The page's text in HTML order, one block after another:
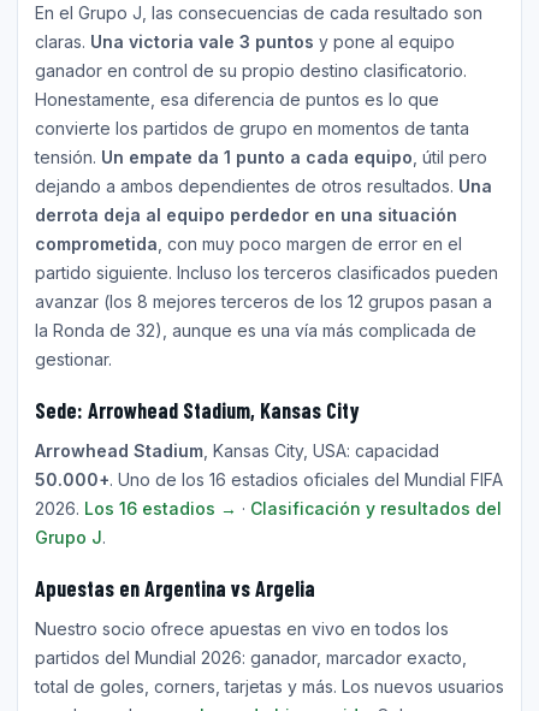
En el Grupo J, las consecuencias de cada resultado son
claras. Una victoria vale 3 puntos y pone al equipo
ganador en control de su propio destino clasificatorio.
Honestamente, esa diferencia de puntos es lo que
convierte los partidos de grupo en momentos de tanta
tensión. Un empate da 1 punto a cada equipo , útil pero
dejando a ambos dependientes de otros resultados. Una
derrota deja al equipo perdedor en una situación
comprometida , con muy poco margen de error en el
partido siguiente. Incluso los terceros clasificados pueden
avanzar (los 8 mejores terceros de los 12 grupos pasan a
la Ronda de 32), aunque es una vía más complicada de
gestionar.
Sede: Arrowhead Stadium, Kansas City
Arrowhead Stadium , Kansas City, USA: capacidad
50.000+. Uno de los 16 estadios oficiales del Mundial FIFA
2026. Los 16 estadios → · Clasificación y resultados del
Grupo J.
Apuestas en Argentina vs Argelia
Nuestro socio ofrece apuestas en vivo en todos los
partidos del Mundial 2026: ganador, marcador exacto,
total de goles, corners, tarjetas y más. Los nuevos usuarios